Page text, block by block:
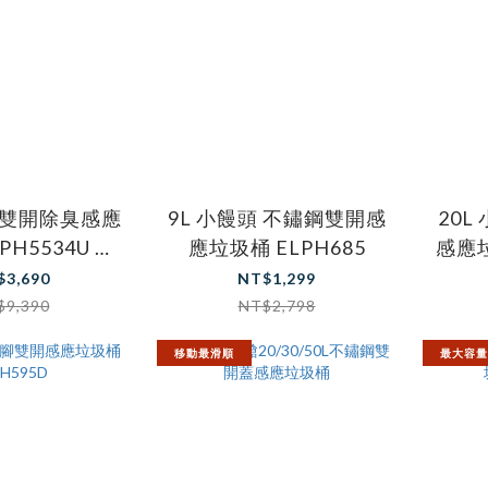
開除臭感應
黑
色
9L 小饅頭 不鏽鋼雙開感
應垃圾桶 ELPH685
NT$1,299
NT$2,798
20L
感應
移動最滑順 最大容量